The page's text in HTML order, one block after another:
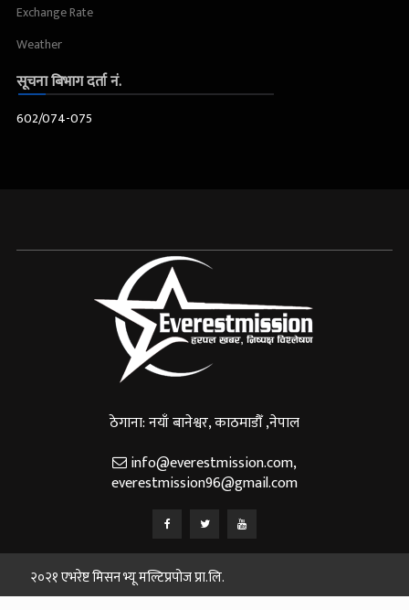
Exchange Rate
Weather
सूचना बिभाग दर्ता नं.
602/074-075
ठेगाना: नयाँ बानेश्वर, काठमाडौँ ,नेपाल
info@everestmission.com,
everestmission96@gmail.com
२०२१ एभरेष्ट मिसन भ्यू मल्टिप्रपोज प्रा.लि.